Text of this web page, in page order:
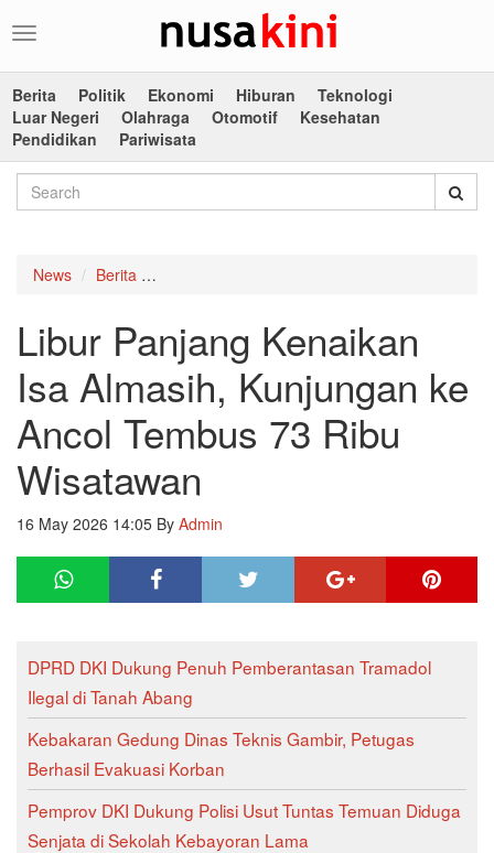
Toggle
Berita
Politik Ekonomi Hiburan
Teknologi
Luar Negeri
Olahraga Otomotif
Kesehatan
Pendidikan
Pariwisata
News Berita
Libur Panjang Kenaikan
Isa Almasih, Kunjungan ke
Ancol Tembus 73 Ribu
Wisatawan
16 May 2026 14:05 By Admin
DPRD DKI Dukung Penuh Pemberantasan Tramadol
Ilegal di Tanah Abang
Kebakaran Gedung Dinas Teknis Gambir, Petugas
Berhasil Evakuasi Korban
Pemprov DKI Dukung Polisi Usut Tuntas Temuan Diduga
Senjata di Sekolah Kebayoran Lama